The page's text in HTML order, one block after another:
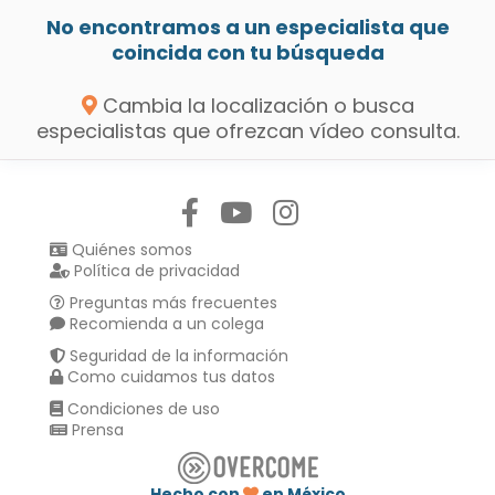
No encontramos a un especialista que
coincida con tu búsqueda
Cambia la localización o busca
especialistas que ofrezcan vídeo consulta.
Quiénes somos
Política de privacidad
Preguntas más frecuentes
Recomienda a un colega
Seguridad de la información
Como cuidamos tus datos
Condiciones de uso
Prensa